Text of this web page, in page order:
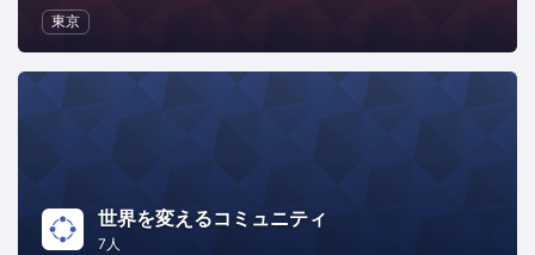
東京
世界を変えるコミュニティ
7人